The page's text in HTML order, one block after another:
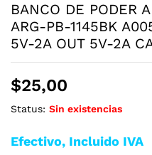
BANCO DE PODER
ARG-PB-1145BK
5V-2A OUT 5V-2A
$25,00
Status: Sin existencias
Efectivo, Incluido IVA